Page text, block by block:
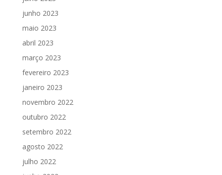
junho 2023
maio 2023
abril 2023
março 2023
fevereiro 2023
janeiro 2023
novembro 2022
outubro 2022
setembro 2022
agosto 2022
julho 2022